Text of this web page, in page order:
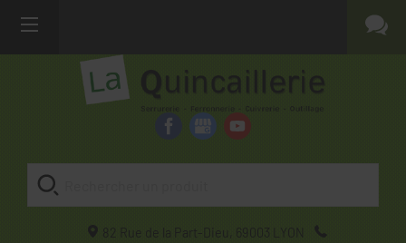
82 Rue de la Part-Dieu, 69003
LYON